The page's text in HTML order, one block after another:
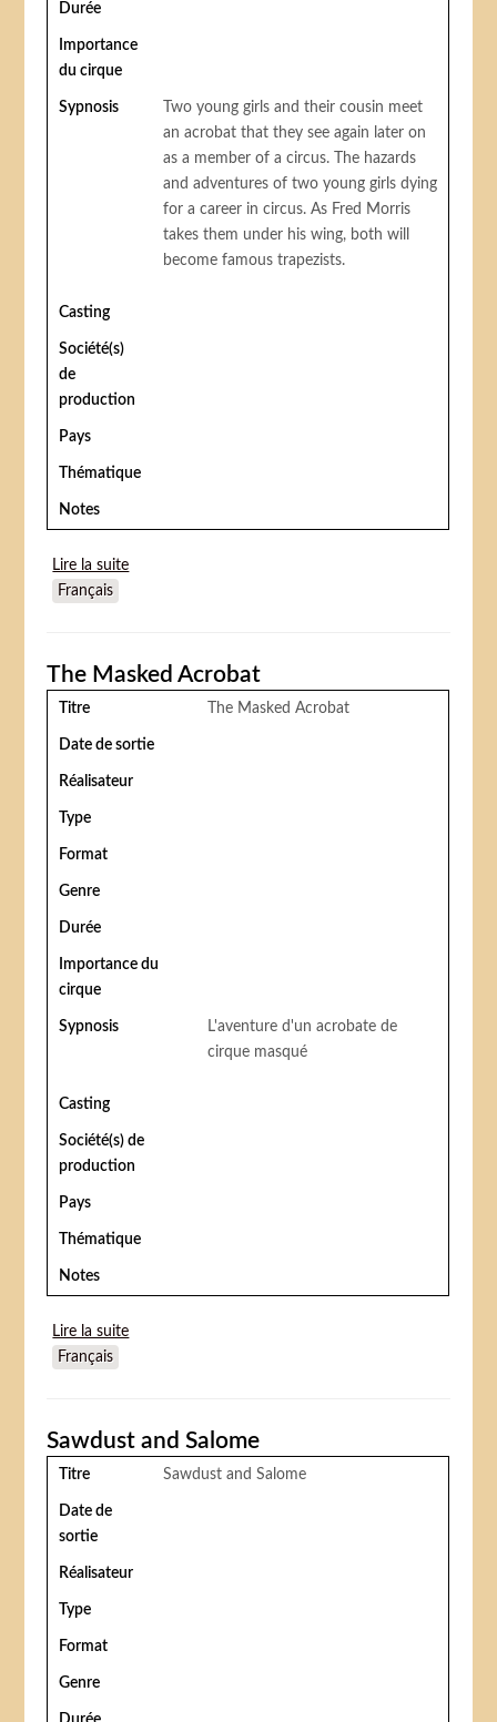
Durée
Importance
du cirque
Sypnosis
Two young girls and their cousin meet
an acrobat that they see again later on
as a member of a circus. The hazards
and adventures of two young girls dying
for a career in circus. As Fred Morris
takes them under his wing, both will
become famous trapezists.
Casting
Société(s)
de
production
Pays
Thématique
Notes
Lire la suite
Français
The Masked Acrobat
Titre The Masked Acrobat
Date de sortie
Réalisateur
Type
Format
Genre
Durée
Importance du
cirque
Sypnosis
L'aventure d'un acrobate de
cirque masqué
Casting
Société(s) de
production
Pays
Thématique
Notes
Lire la suite
Français
Sawdust and Salome
Titre Sawdust and Salome
Date de
sortie
Réalisateur
Type
Format
Genre